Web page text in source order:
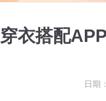
穿衣搭配
日期